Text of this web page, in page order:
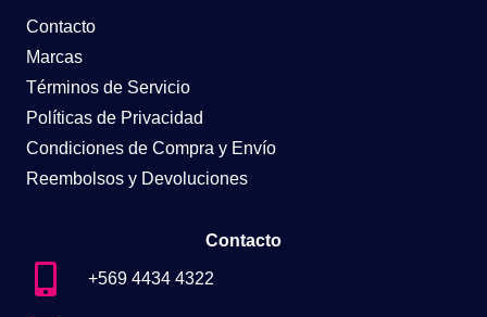
Contacto
Marcas
Términos de Servicio
Políticas de Privacidad
Condiciones de Compra y Envío
Reembolsos y Devoluciones
Contacto
+569 4434 4322